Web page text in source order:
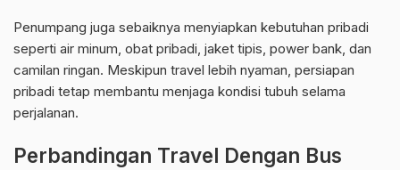
Penumpang juga sebaiknya menyiapkan kebutuhan pribadi
seperti air minum, obat pribadi, jaket tipis, power bank, dan
camilan ringan. Meskipun travel lebih nyaman, persiapan
pribadi tetap membantu menjaga kondisi tubuh selama
perjalanan.
Perbandingan Travel Dengan Bus